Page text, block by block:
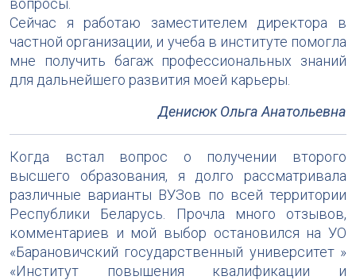
Сейчас я работаю заместителем директора в
частной организации, и учеба в институте помогла
мне получить багаж профессиональных знаний
для дальнейшего развития моей карьеры.
Денисюк Ольга Анатольевна
Когда встал вопрос о получении второго
высшего образования, я долго рассматривала
различные варианты ВУЗов по всей территории
Республики Беларусь. Прочла много отзывов,
комментариев и мой выбор остановился на УО
«Барановичский государственный университет »
«Институт повышения квалификации и